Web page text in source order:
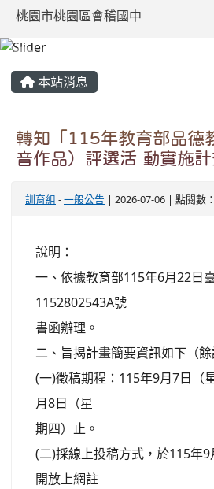
桃園市桃園區會稽國中
本站消息
轉知「115年教育部品德
音作品）評選活 動實施計
訓育組 -一般公告 | 2026-07-06 | 點閱數
說明：
一、依據教育部115年6月22日
1152802543A號
書函辦理。
二、旨揭計畫簡要資訊如下（餘
(一)徵稿期程：115年9月7日（
月8日（星
期四）止。
(二)採線上投稿方式，於115年9
開放上網註